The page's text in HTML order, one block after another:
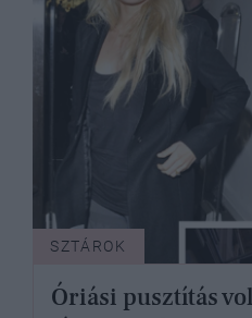
SZTÁROK
Óriási pusztítás